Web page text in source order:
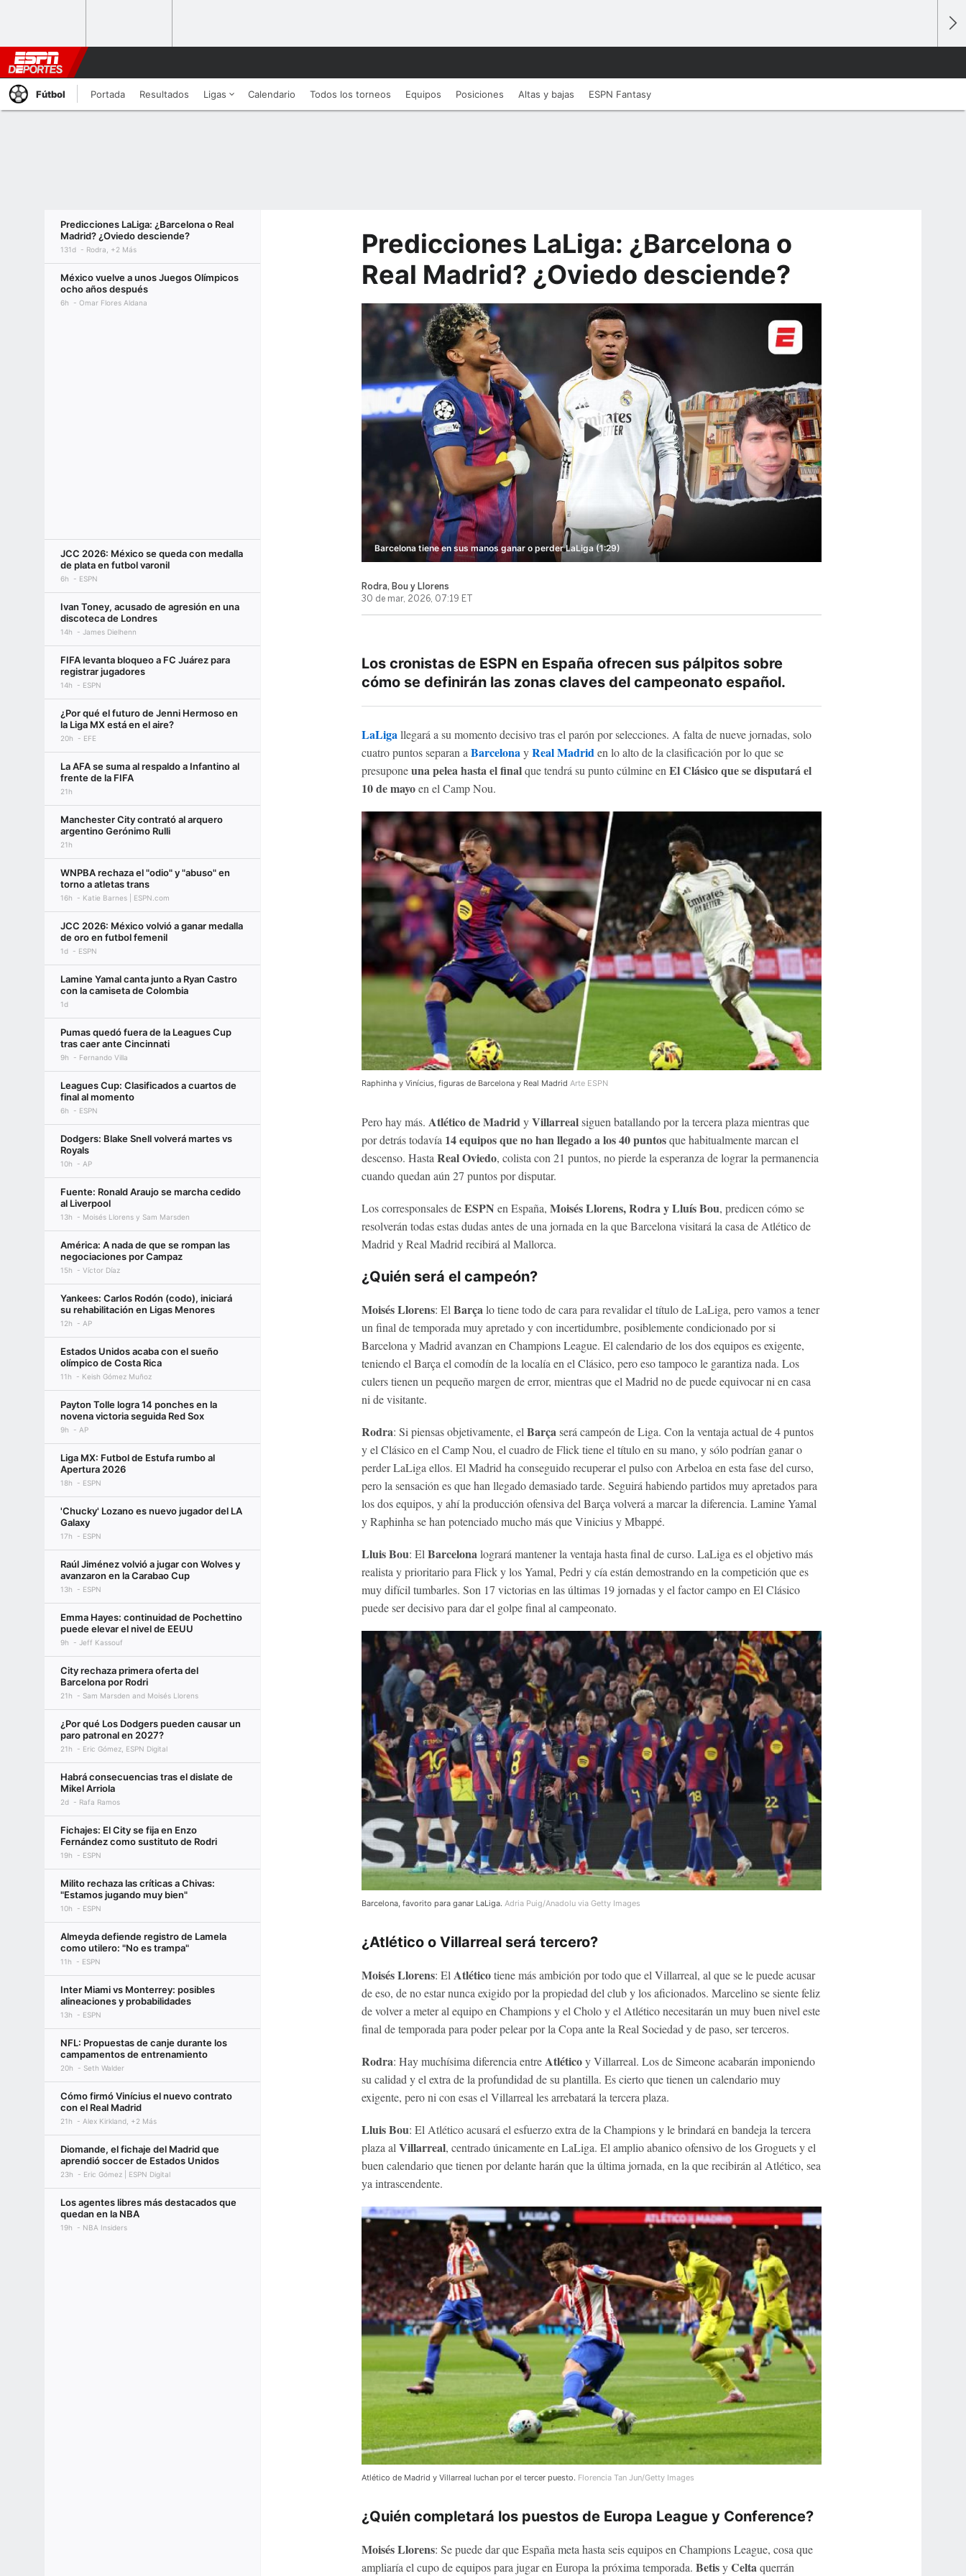
Fútbol Portada Resultados Ligas Calendario Todos los torneos Equipos Posiciones Altas y bajas ESPN Fantasy
Predicciones LaLiga: ¿Barcelona o Real
Madrid? ¿Oviedo desciende?
131d Rodra, +2 Más
México vuelve a unos Juegos Olímpicos
ocho años después
6h Omar Flores Aldana
JCC 2026: México se queda con medalla
de plata en futbol varonil
6h ESPN
Ivan Toney, acusado de agresión en una
discoteca de Londres
14h James Dielhenn
FIFA levanta bloqueo a FC Juárez para
registrar jugadores
14h ESPN
¿Por qué el futuro de Jenni Hermoso en
la Liga MX está en el aire?
20h EFE
La AFA se suma al respaldo a Infantino al
frente de la FIFA
21h
Manchester City contrató al arquero
argentino Gerónimo Rulli
21h
WNPBA rechaza el "odio" y "abuso" en
torno a atletas trans
16h Katie Barnes | ESPN.com
JCC 2026: México volvió a ganar medalla
de oro en futbol femenil
1d ESPN
Lamine Yamal canta junto a Ryan Castro
con la camiseta de Colombia
1d
Pumas quedó fuera de la Leagues Cup
tras caer ante Cincinnati
9h Fernando Villa
Leagues Cup: Clasificados a cuartos de
final al momento
6h ESPN
Dodgers: Blake Snell volverá martes vs
Royals
10h AP
Fuente: Ronald Araujo se marcha cedido
al Liverpool
13h Moisés Llorens y Sam Marsden
América: A nada de que se rompan las
negociaciones por Campaz
15h Víctor Díaz
Yankees: Carlos Rodón (codo), iniciará
su rehabilitación en Ligas Menores
12h AP
Estados Unidos acaba con el sueño
olímpico de Costa Rica
11h Keish Gómez Muñoz
Payton Tolle logra 14 ponches en la
novena victoria seguida Red Sox
9h AP
Liga MX: Futbol de Estufa rumbo al
Apertura 2026
18h ESPN
'Chucky' Lozano es nuevo jugador del LA
Galaxy
17h ESPN
Raúl Jiménez volvió a jugar con Wolves y
avanzaron en la Carabao Cup
13h ESPN
Emma Hayes: continuidad de Pochettino
puede elevar el nivel de EEUU
9h Jeff Kassouf
City rechaza primera oferta del
Barcelona por Rodri
21h Sam Marsden and Moisés Llorens
¿Por qué Los Dodgers pueden causar un
paro patronal en 2027?
21h Eric Gómez, ESPN Digital
Habrá consecuencias tras el dislate de
Mikel Arriola
2d Rafa Ramos
Fichajes: El City se fija en Enzo
Fernández como sustituto de Rodri
19h ESPN
Milito rechaza las críticas a Chivas:
"Estamos jugando muy bien"
10h ESPN
Almeyda defiende registro de Lamela
como utilero: "No es trampa"
11h ESPN
Inter Miami vs Monterrey: posibles
alineaciones y probabilidades
13h ESPN
NFL: Propuestas de canje durante los
campamentos de entrenamiento
20h Seth Walder
Cómo firmó Vinícius el nuevo contrato
con el Real Madrid
21h Alex Kirkland, +2 Más
Diomande, el fichaje del Madrid que
aprendió soccer de Estados Unidos
23h Eric Gómez | ESPN Digital
Los agentes libres más destacados que
quedan en la NBA
19h NBA Insiders
Predicciones LaLiga: ¿Barcelona o
Real Madrid? ¿Oviedo desciende?
Barcelona tiene en sus manos ganar o perder LaLiga (1:29)
Rodra, Bou y Llorens
30 de mar, 2026, 07:19 ET
Los cronistas de ESPN en España ofrecen sus pálpitos sobre
cómo se definirán las zonas claves del campeonato español.
LaLiga llegará a su momento decisivo tras el parón por selecciones. A falta de nueve jornadas, solo
cuatro puntos separan a Barcelona yReal Madrid en lo alto de la clasificación por lo que se
presuponeuna pelea hasta el finalque tendrá su punto cúlmine en El Clásico que se disputará el
10 de mayoen el Camp Nou.
Raphinha y Vinícius, figuras de Barcelona y Real Madrid Arte ESPN
Pero hay más. Atlético de MadridyVillarrealsiguen batallando por la tercera plaza mientras que
por detrás todavía 14 equipos que no han llegado a los 40 puntosque habitualmente marcan el
descenso. HastaReal Oviedo, colista con 21 puntos, no pierde la esperanza de lograr la permanencia
cuando quedan aún 27 puntos por disputar.
Los corresponsales deESPN en España, Moisés Llorens, Rodra y Lluís Bou, predicen cómo se
resolverán todas estas dudas antes de una jornada en la que Barcelona visitará la casa de Atlético de
Madrid y Real Madrid recibirá al Mallorca.
¿Quién será el campeón?
Moisés Llorens: ElBarçalo tiene todo de cara para revalidar el título de LaLiga, pero vamos a tener
un final de temporada muy apretado y con incertidumbre, posiblemente condicionado por si
Barcelona y Madrid avanzan en Champions League. El calendario de los dos equipos es exigente,
teniendo el Barça el comodín de la localía en el Clásico, pero eso tampoco le garantiza nada. Los
culers tienen un pequeño margen de error, mientras que el Madrid no de puede equivocar ni en casa
ni de visitante.
Rodra: Si piensas objetivamente, elBarçaserá campeón de Liga. Con la ventaja actual de 4 puntos
y el Clásico en el Camp Nou, el cuadro de Flick tiene el título en su mano, y sólo podrían ganar o
perder LaLiga ellos. El Madrid ha conseguido recuperar el pulso con Arbeloa en esta fase del curso,
pero la sensación es que han llegado demasiado tarde. Seguirá habiendo partidos muy apretados para
los dos equipos, y ahí la producción ofensiva del Barça volverá a marcar la diferencia. Lamine Yamal
y Raphinha se han potenciado mucho más que Vinicius y Mbappé.
Lluis Bou: ElBarcelonalogrará mantener la ventaja hasta final de curso. LaLiga es el objetivo más
realista y prioritario para Flick y los Yamal, Pedri y cía están demostrando en la competición que es
muy difícil tumbarles. Son 17 victorias en las últimas 19 jornadas y el factor campo en El Clásico
puede ser decisivo para dar el golpe final al campeonato.
Barcelona, favorito para ganar LaLiga. Adria Puig/Anadolu via Getty Images
¿Atlético o Villarreal será tercero?
Moisés Llorens: El Atléticotiene más ambición por todo que el Villarreal, al que se le puede acusar
de eso, de no estar nunca exigido por la propiedad del club y los aficionados. Marcelino se siente feliz
de volver a meter al equipo en Champions y el Cholo y el Atlético necesitarán un muy buen nivel este
final de temporada para poder pelear por la Copa ante la Real Sociedad y de paso, ser terceros.
Rodra: Hay muchísima diferencia entreAtléticoy Villarreal. Los de Simeone acabarán imponiendo
su calidad y el extra de la profundidad de su plantilla. Es cierto que tienen un calendario muy
exigente, pero ni con esas el Villarreal les arrebatará la tercera plaza.
Lluis Bou: El Atlético acusará el esfuerzo extra de la Champions y le brindará en bandeja la tercera
plaza al Villarreal, centrado únicamente en LaLiga. El amplio abanico ofensivo de los Groguets y el
buen calendario que tienen por delante harán que la última jornada, en la que recibirán al Atlético, sea
ya intrascendente.
Atlético de Madrid y Villarreal luchan por el tercer puesto. Florencia Tan Jun/Getty Images
¿Quién completará los puestos de Europa League y Conference?
Moisés Llorens: Se puede dar que España meta hasta seis equipos en Champions League, cosa que
ampliaría el cupo de equipos para jugar en Europa la próxima temporada. BetisyCeltaquerrán